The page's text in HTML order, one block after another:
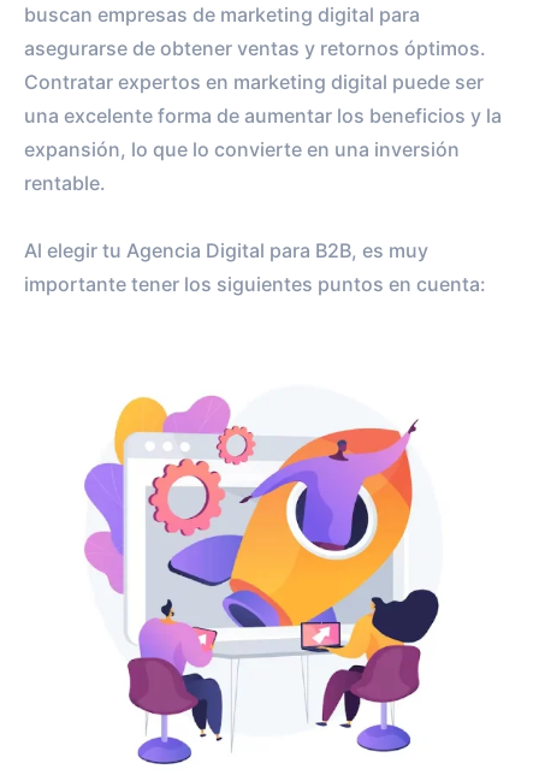
buscan empresas de marketing digital para
asegurarse de obtener ventas y retornos óptimos.
Contratar expertos en marketing digital puede ser
una excelente forma de aumentar los beneficios y la
expansión, lo que lo convierte en una inversión
rentable.
Al elegir tu Agencia Digital para B2B, es muy
importante tener los siguientes puntos en cuenta: